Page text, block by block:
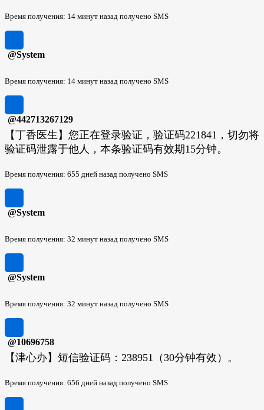
Время получения: 14 минут назад получено SMS
@System
Время получения: 14 минут назад получено SMS
@442713267129
【丁香医生】您正在登录验证，验证码221841，切勿将
验证码泄露于他人，本条验证码有效期15分钟。
Время получения: 655 дней назад получено SMS
@System
Время получения: 32 минут назад получено SMS
@System
Время получения: 32 минут назад получено SMS
@10696758
【津心办】短信验证码：238951（30分钟有效）。
Время получения: 656 дней назад получено SMS